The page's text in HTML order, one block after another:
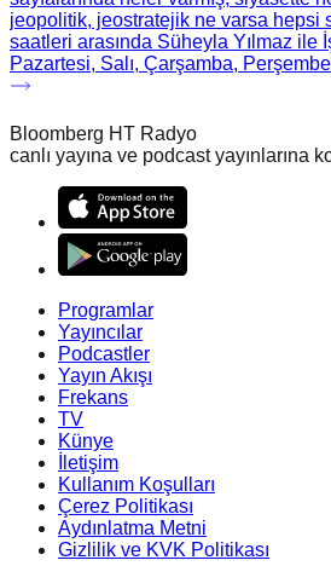
jeopolitik, jeostratejik ne varsa hepsi
saatleri arasında Süheyla Yılmaz ile
Pazartesi, Salı, Çarşamba,
Bloomberg HT Radyo
canlı yayına ve podcast yayınlarına
Programlar
Yayıncılar
Podcastler
Yayın Akışı
Frekans
TV
Künye
İletişim
Kullanım Koşulları
Çerez Politikası
Aydınlatma Metni
Gizlilik ve KVK Politikası